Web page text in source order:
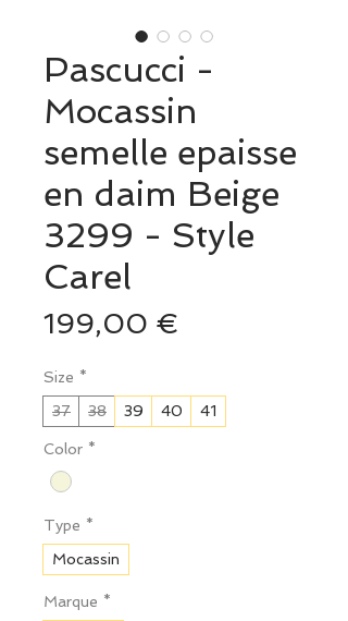
Pascucci -
Mocassin
semelle epaisse
en daim Beige
3299 - Style
Carel
199,00 €
Size *
37
38 39 40 41
Color *
Type *
Mocassin
Marque *